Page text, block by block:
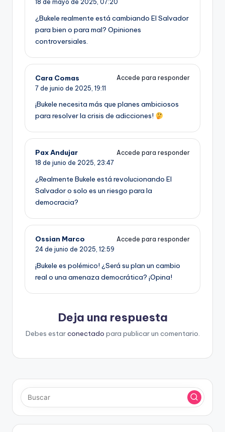
18 de mayo de 2025, 07:20
¿Bukele realmente está cambiando El Salvador
para bien o para mal? Opiniones
controversiales.
Cara Comas
Accede para responder
7 de junio de 2025, 19:11
¡Bukele necesita más que planes ambiciosos
para resolver la crisis de adicciones!
Pax Andujar
Accede para responder
18 de junio de 2025, 23:47
¿Realmente Bukele está revolucionando El
Salvador o solo es un riesgo para la
democracia?
Ossian Marco
Accede para responder
24 de junio de 2025, 12:59
¡Bukele es polémico! ¿Será su plan un cambio
real o una amenaza democrática? ¡Opina!
Deja una respuesta
Debes estarconectado para publicar un comentario.